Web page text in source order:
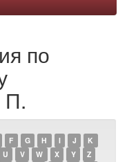
по
П.
F G H I J
K
U V W X Y
Z